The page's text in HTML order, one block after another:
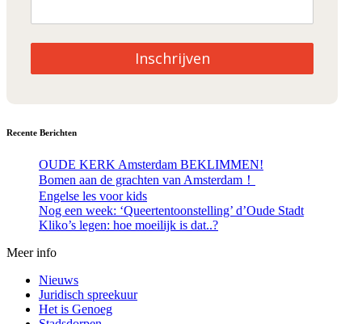
Inschrijven
Recente Berichten
OUDE KERK Amsterdam BEKLIMMEN!
Bomen aan de grachten van Amsterdam！
Engelse les voor kids
Nog een week: ‘Queertentoonstelling’ d’Oude Stadt
Kliko’s legen: hoe moeilijk is dat..?
Meer info
Nieuws
Juridisch spreekuur
Het is Genoeg